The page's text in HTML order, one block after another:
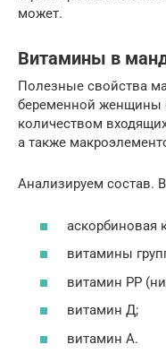
может.
Витамины в
Полезные свойства
беременной женщины
количеством
а также
Анализируем состав.
аскорбиновая
витамины
витамин РР
витамин Д;
витамин А.